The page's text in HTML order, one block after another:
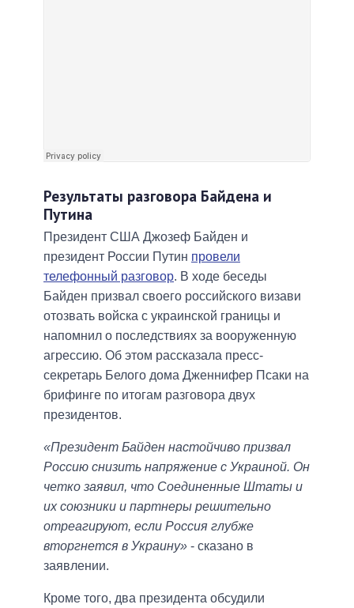
Результаты разговора Байдена и
Путина
Президент США Джозеф Байден и
президент России Путин провели
телефонный разговор. В ходе беседы
Байден призвал своего российского визави
отозвать войска с украинской границы и
напомнил о последствиях за вооруженную
агрессию. Об этом рассказала пресс-
секретарь Белого дома Дженнифер Псаки на
брифинге по итогам разговора двух
президентов.
«Президент Байден настойчиво призвал
Россию снизить напряжение с Украиной. Он
четко заявил, что Соединенные Штаты и
их союзники и партнеры решительно
отреагируют, если Россия глубже
вторгнется в Украину» - сказано в
заявлении.
Кроме того, два президента обсудили